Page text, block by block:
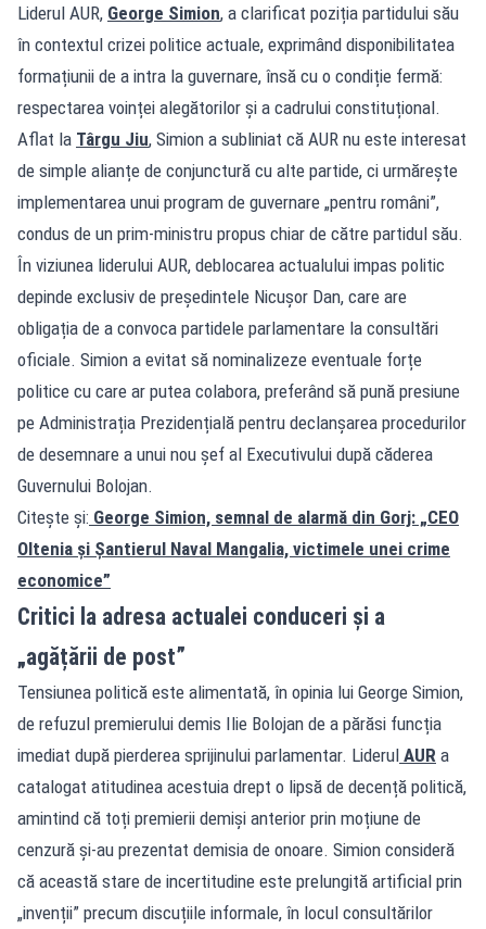
Liderul AUR, George Simion, a clarificat poziția partidului său
în contextul crizei politice actuale, exprimând disponibilitatea
formațiunii de a intra la guvernare, însă cu o condiție fermă:
respectarea voinței alegătorilor și a cadrului constituțional.
Aflat la Târgu Jiu, Simion a subliniat că AUR nu este interesat
de simple alianțe de conjunctură cu alte partide, ci urmărește
implementarea unui program de guvernare „pentru români”,
condus de un prim-ministru propus chiar de către partidul său.
În viziunea liderului AUR, deblocarea actualului impas politic
depinde exclusiv de președintele Nicușor Dan, care are
obligația de a convoca partidele parlamentare la consultări
oficiale. Simion a evitat să nominalizeze eventuale forțe
politice cu care ar putea colabora, preferând să pună presiune
pe Administrația Prezidențială pentru declanșarea procedurilor
de desemnare a unui nou șef al Executivului după căderea
Guvernului Bolojan.
Citește și: George Simion, semnal de alarmă din Gorj: „CEO
Oltenia și Șantierul Naval Mangalia, victimele unei crime
economice”
Critici la adresa actualei conduceri și a
„agățării de post”
Tensiunea politică este alimentată, în opinia lui George Simion,
de refuzul premierului demis Ilie Bolojan de a părăsi funcția
imediat după pierderea sprijinului parlamentar. Liderul AUR a
catalogat atitudinea acestuia drept o lipsă de decență politică,
amintind că toți premierii demiși anterior prin moțiune de
cenzură și-au prezentat demisia de onoare. Simion consideră
că această stare de incertitudine este prelungită artificial prin
„invenții” precum discuțiile informale, în locul consultărilor